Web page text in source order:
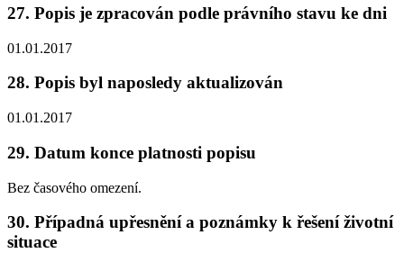
27. Popis je zpracován podle právního stavu ke dni
01.01.2017
28. Popis byl naposledy aktualizován
01.01.2017
29. Datum konce platnosti popisu
Bez časového omezení.
30. Případná upřesnění a poznámky k řešení životní
situace